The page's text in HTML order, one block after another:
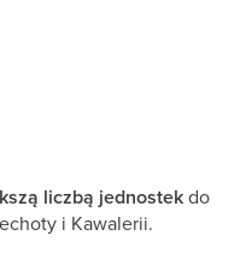
liczbą jednostekdo
i Kawalerii.